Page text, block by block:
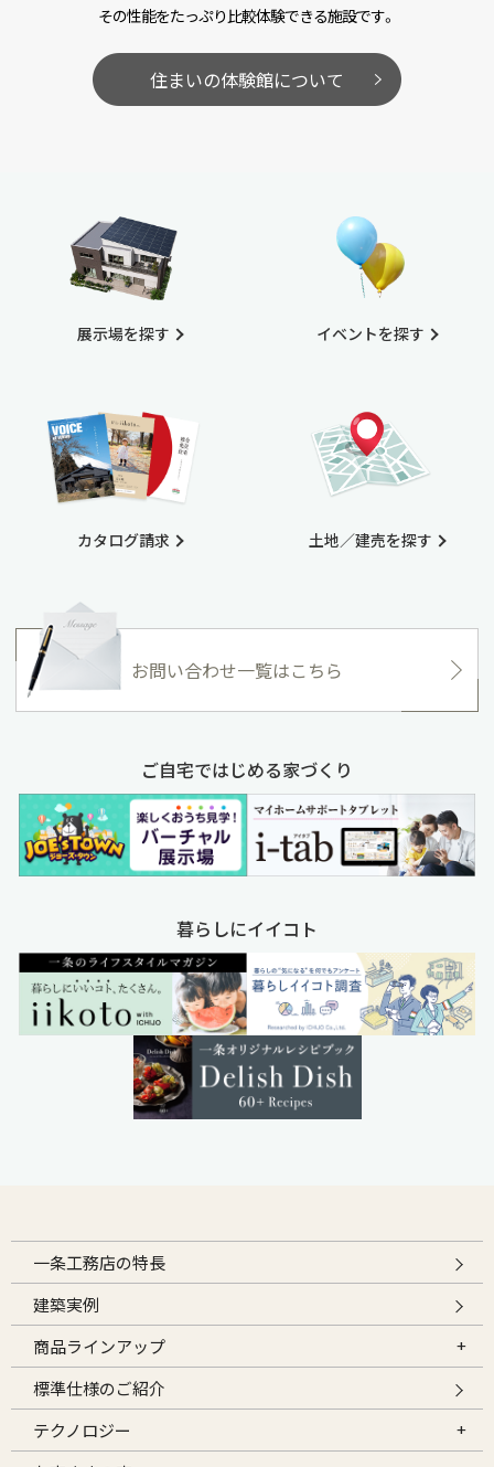
その性能をたっぷり比較体験できる施設です。
住まいの体験館について
展示場を探す
カタログ請求
イベントを探す
土地／建売を探す
お問い合わせ一覧はこちら
ご自宅ではじめる家づくり
暮らしにイイコト
一条工務店の特長
建築実例
商品ラインアップ
標準仕様のご紹介
テクノロジー